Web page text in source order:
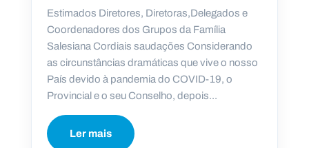
Estimados Diretores, Diretoras,Delegados e
Coordenadores dos Grupos da Família
Salesiana Cordiais saudações Considerando
as circunstâncias dramáticas que vive o nosso
País devido à pandemia do COVID-19, o
Provincial e o seu Conselho, depois...
Ler mais